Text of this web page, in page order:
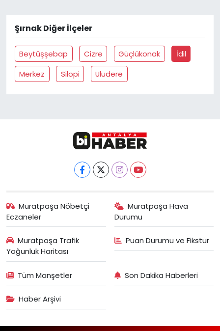
Şırnak Diğer İlçeler
Beytüşşebap Cizre Güçlükonak
İdil
Merkez
Silopi Uludere
Muratpaşa Nöbetçi
Eczaneler
Muratpaşa Hava
Durumu
Muratpaşa Trafik
Yoğunluk Haritası
Puan Durumu ve Fikstür
Tüm Manşetler Son Dakika Haberleri
Haber Arşivi